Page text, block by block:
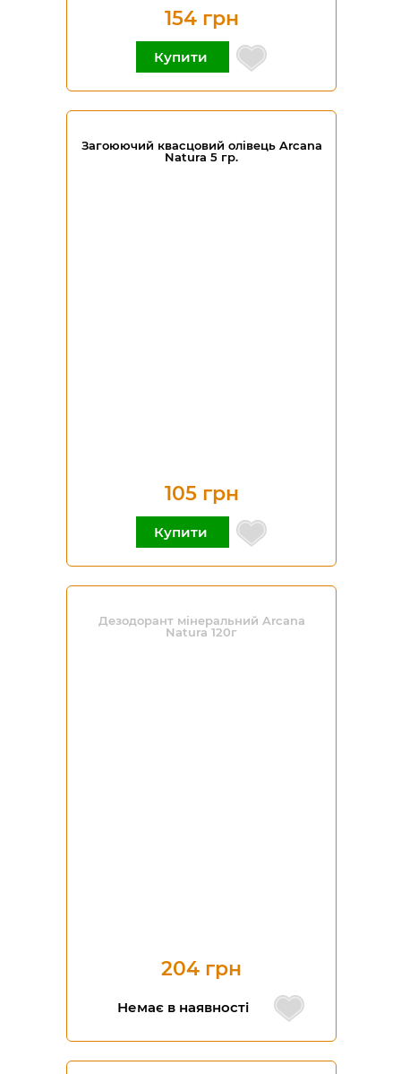
154 грн
Купити
Загоюючий квасцовий олівець Arcana
Natura 5 гр.
105 грн
Купити
Дезодорант мінеральний Arcana
Natura 120г
204 грн
Немає в наявності